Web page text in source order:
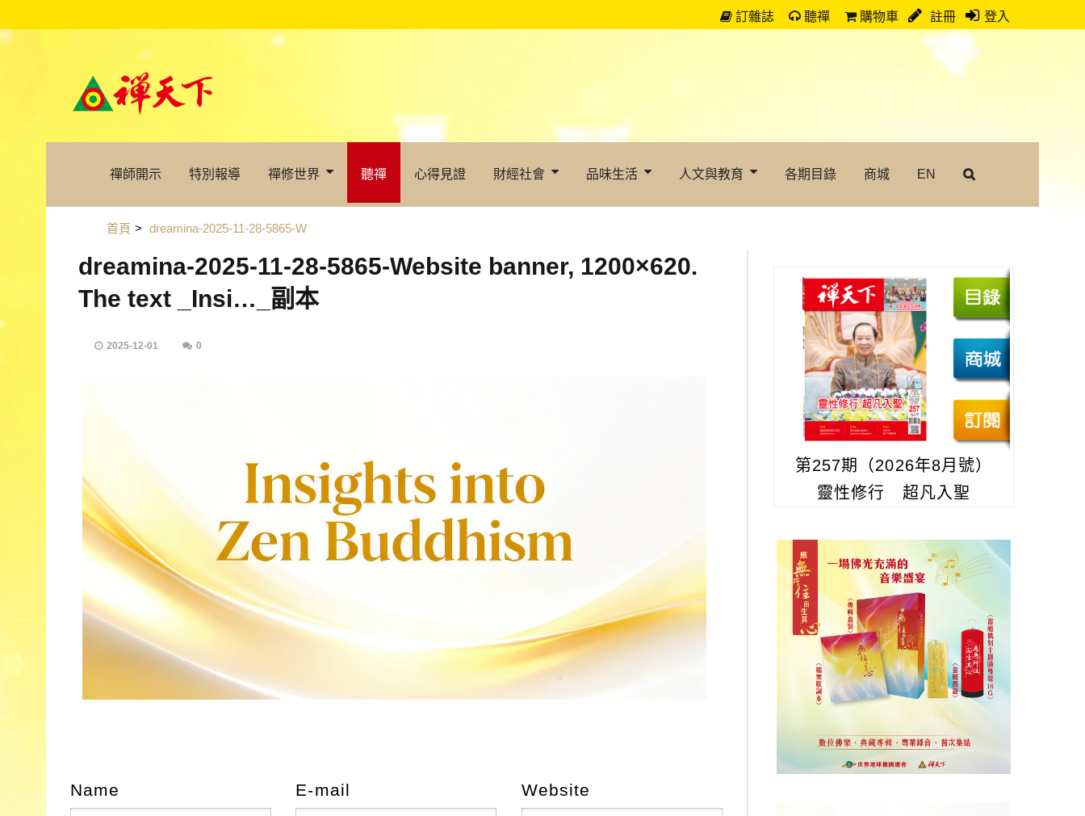
訂雜誌 聽禪 購物車 註冊 登入
禪師開示 特別報導 禪修世界 聽禪 心得見證 財經社會 品味生活 人文與教育 各期目錄 商城 EN
首頁 > dreamina-2025-11-28-5865-W
dreamina-2025-11-28-5865-Website banner, 1200×620.
The text _Insi…_副本
2025-12-01 0
Name E-mail Website
第257期（2026年8月號）
靈性修行 超凡入聖